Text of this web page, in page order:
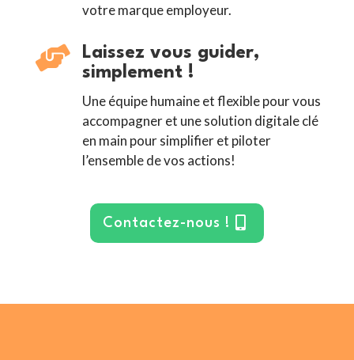
votre marque employeur.

Laissez vous guider,
simplement !
Une équipe humaine et flexible pour vous
accompagner et une solution digitale clé
en main pour simplifier et piloter
l’ensemble de vos actions!
Contactez-nous !